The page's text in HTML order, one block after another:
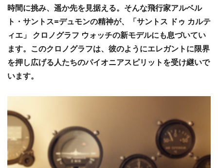
時間に挑み、遥か先を見据える。そんな飛行家アルベル
ト・サントス=デュモンの精神が、「サントス ドゥ カルテ
ィエ」 クロノグラフ ウォッチの新モデルにも息づいてい
ます。このクロノグラフは、彼のようにエレガントに限界
を押し広げる人たちのパイオニアスピリットを受け継いで
います。